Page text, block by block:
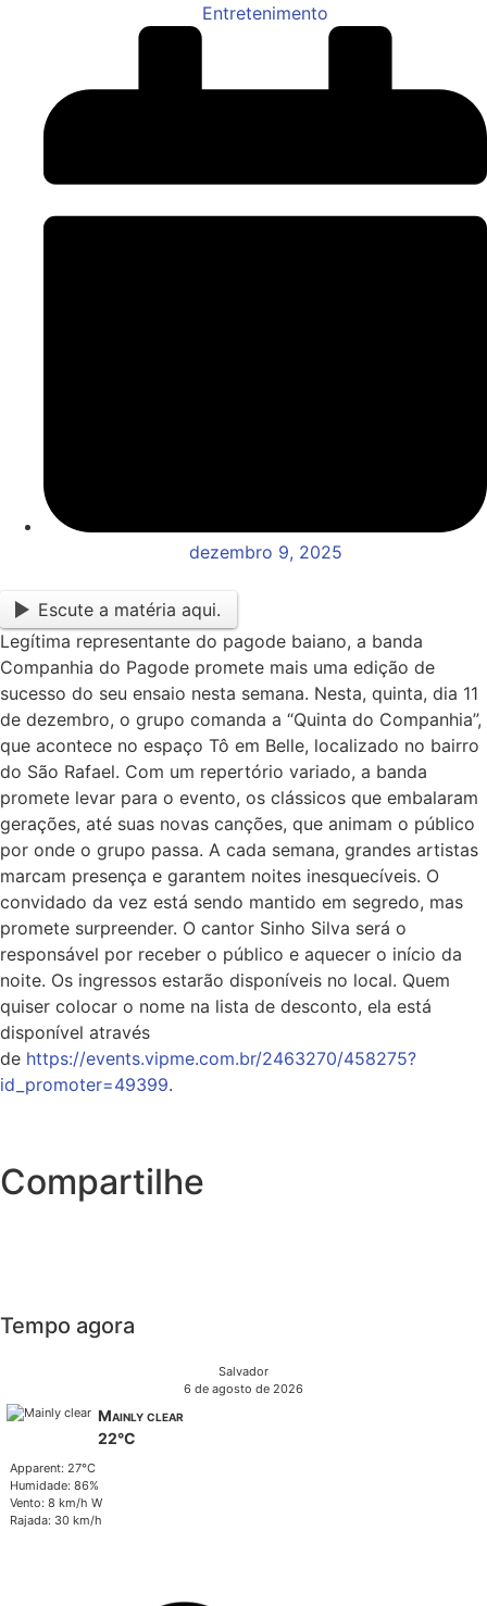
Entretenimento
dezembro 9, 2025
Escute a matéria aqui.
Legítima representante do pagode baiano, a banda
Companhia do Pagode promete mais uma edição de
sucesso do seu ensaio nesta semana. Nesta, quinta, dia 11
de dezembro, o grupo comanda a “Quinta do Companhia”,
que acontece no espaço Tô em Belle, localizado no bairro
do São Rafael. Com um repertório variado, a banda
promete levar para o evento, os clássicos que embalaram
gerações, até suas novas canções, que animam o público
por onde o grupo passa. A cada semana, grandes artistas
marcam presença e garantem noites inesquecíveis. O
convidado da vez está sendo mantido em segredo, mas
promete surpreender. O cantor Sinho Silva será o
responsável por receber o público e aquecer o início da
noite. Os ingressos estarão disponíveis no local. Quem
quiser colocar o nome na lista de desconto, ela está
disponível através
de https://events.vipme.com.br/2463270/458275?
id_promoter=49399.
Compartilhe
Tempo agora
Salvador
6 de agosto de 2026
Mainly clear
22°C
Apparent: 27°C
Humidade: 86%
Vento: 8 km/h W
Rajada: 30 km/h